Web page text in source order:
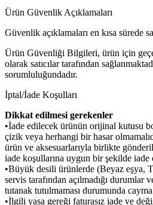
Ürün Güvenlik Açıklamaları
Güvenlik açıklamaları en kısa sürede
Ürün Güvenliği Bilgileri, ürün için
olarak satıcılar tarafından
sorumluluğundadır.
İptal/İade Koşulları
Dikkat edilmesi gerekenler
•İade edilecek ürünün orijinal kutusu
çizik veya herhangi bir hasar
ürün ve aksesuarlarıyla birlikte
iade koşullarına uygun bir şekilde
•Büyük desili ürünlerde (Beyaz eşya,
servis tarafından açılmadığı durumlar
tutanak tutulmaması durumunda
•İlgili yasa gereği faturasız iade ve